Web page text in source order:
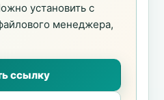
установить с
менеджера,
ссылку